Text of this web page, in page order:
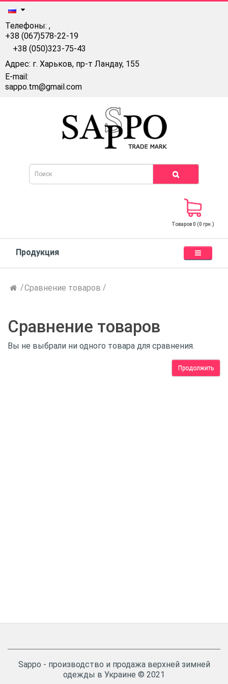
Телефоны:
+38 (067)578-22-19
,
+38 (050)323-75-43
Адрес: г. Харьков, пр-т Ландау, 155
E-mail:
sappo.tm@gmail.com
Товаров 0 (0 грн.)
Продукция
Сравнение товаров
Сравнение товаров
Вы не выбрали ни одного товара для сравнения.
Продолжить
Sappo - производство и продажа верхней зимней
одежды в Украине © 2021